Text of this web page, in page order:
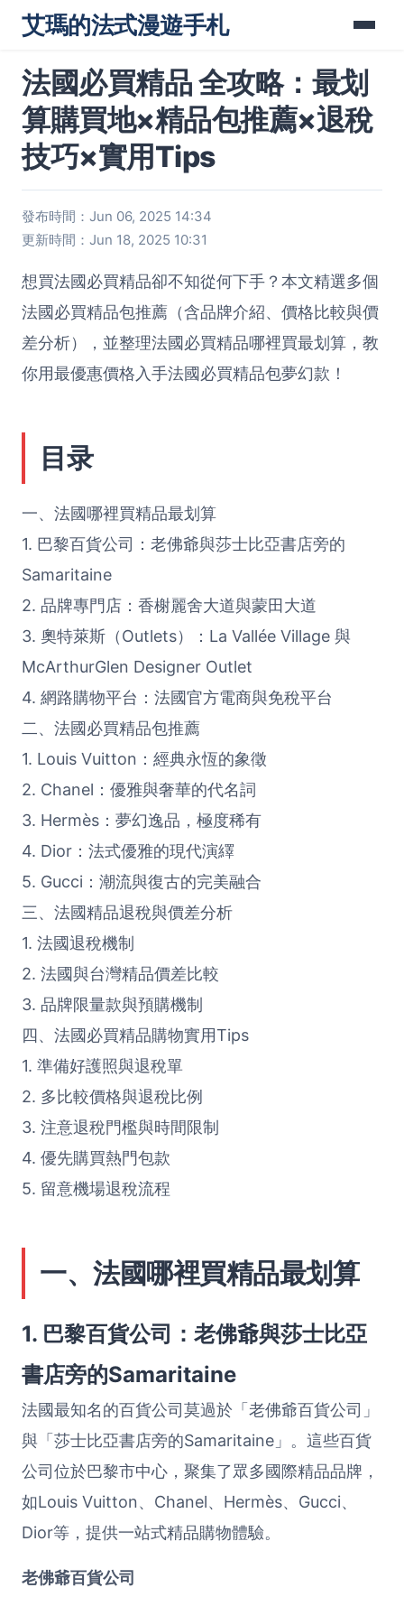
艾瑪的法式漫遊手札
法國必買精品 全攻略：最划
算購買地×精品包推薦×退稅
技巧×實用Tips
發布時間：Jun 06, 2025 14:34
更新時間：Jun 18, 2025 10:31
想買法國必買精品卻不知從何下手？本文精選多個
法國必買精品包推薦（含品牌介紹、價格比較與價
差分析），並整理法國必買精品哪裡買最划算，教
你用最優惠價格入手法國必買精品包夢幻款！
目录
一、法國哪裡買精品最划算
1. 巴黎百貨公司：老佛爺與莎士比亞書店旁的
Samaritaine
2. 品牌專門店：香榭麗舍大道與蒙田大道
3. 奧特萊斯（Outlets）：La Vallée Village 與
McArthurGlen Designer Outlet
4. 網路購物平台：法國官方電商與免稅平台
二、法國必買精品包推薦
1. Louis Vuitton：經典永恆的象徵
2. Chanel：優雅與奢華的代名詞
3. Hermès：夢幻逸品，極度稀有
4. Dior：法式優雅的現代演繹
5. Gucci：潮流與復古的完美融合
三、法國精品退稅與價差分析
1. 法國退稅機制
2. 法國與台灣精品價差比較
3. 品牌限量款與預購機制
四、法國必買精品購物實用Tips
1. 準備好護照與退稅單
2. 多比較價格與退稅比例
3. 注意退稅門檻與時間限制
4. 優先購買熱門包款
5. 留意機場退稅流程
一、法國哪裡買精品最划算
1. 巴黎百貨公司：老佛爺與莎士比亞
書店旁的Samaritaine
法國最知名的百貨公司莫過於「老佛爺百貨公司」
與「莎士比亞書店旁的Samaritaine」。這些百貨
公司位於巴黎市中心，聚集了眾多國際精品品牌，
如Louis Vuitton、Chanel、Hermès、Gucci、
Dior等，提供一站式精品購物體驗。
老佛爺百貨公司